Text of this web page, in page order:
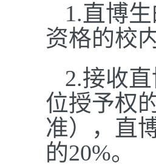
1.直博
资格的校
2.接收
位授予权
准），直
的20%。